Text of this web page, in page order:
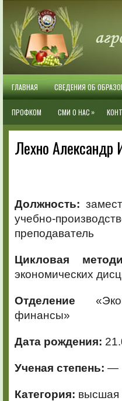
ГЛАВНАЯ СВЕДЕНИЯ ОБ
ПРОФКОМ СМИ О НАС »
Лехно Александр
Должность:
учебно-
преподаватель
Цикловая
экономических
Отделение
финансы»
Дата рождения:
Ученая степень: —
Категория: высшая